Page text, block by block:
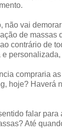
não vai
de massas
contrário de
compraria
hoje? Haverá
falar para
Até